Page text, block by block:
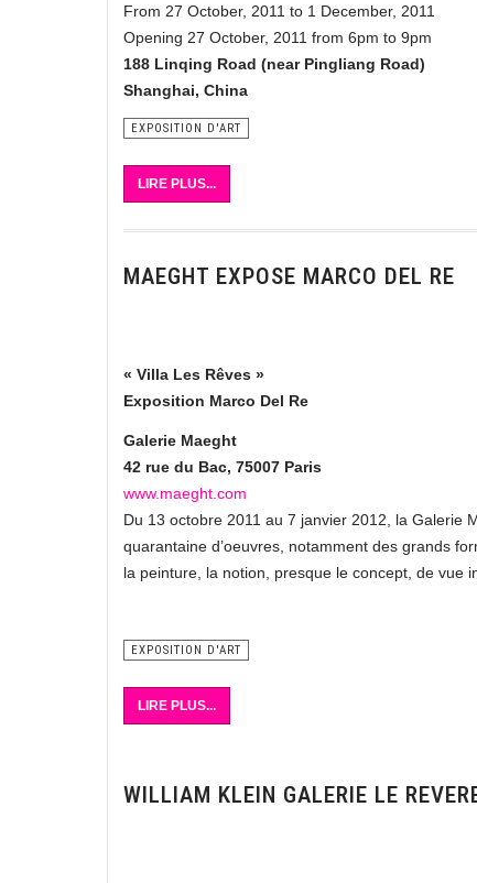
From 27 October, 2011 to 1 December, 2011
Opening 27 October, 2011 from 6pm to 9pm
188 Linqing Road (near Pingliang Road)
Shanghai, China
EXPOSITION D'ART
LIRE PLUS...
MAEGHT EXPOSE MARCO DEL RE
« Villa Les Rêves »
Exposition Marco Del Re
Galerie Maeght
42 rue du Bac, 75007 Paris
www.maeght.com
Du 13 octobre 2011 au 7 janvier 2012, la Galerie
quarantaine d’oeuvres, notamment des grands
la peinture, la notion, presque le concept, de vue
EXPOSITION D'ART
LIRE PLUS...
WILLIAM KLEIN GALERIE LE